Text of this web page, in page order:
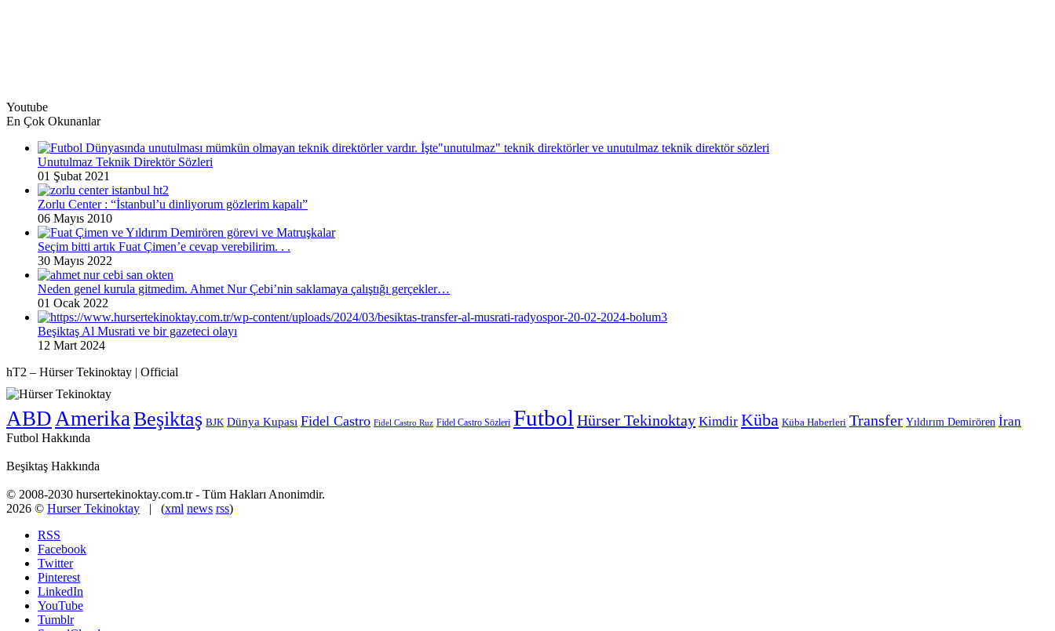
Youtube
En Çok Okunanlar
Unutulmaz Teknik Direktör Sözleri
01 Şubat 2021
Zorlu Center : “İstanbul’u dinliyorum gözlerim kapalı”
06 Mayıs 2010
Seçim bitti artık Fuat Çimen’e cevap verebilirim. . .
30 Mayıs 2022
Neden genel kurula gitmedim. Ahmet Nur Çebi’nin saklamaya çalıştığı gerçekler…
01 Ocak 2022
Beşiktaş Al Musrati ve bir gazeteci olayı
12 Mart 2024
hT2 – Hürser Tekinoktay | Official
ABD Amerika Beşiktaş BJK Dünya Kupası Fidel Castro Fidel Castro Ruz Fidel Castro Sözleri Futbol Hürser Tekinoktay Kimdir Küba Küba Haberleri Transfer Yıldırım Demirören İran
Futbol Hakkında
Beşiktaş Hakkında
© 2008-2030 hursertekinoktay.com.tr - Tüm Hakları Anonimdir.
2026 © Hurser Tekinoktay | (xml news rss)
RSS
Facebook
Twitter
Pinterest
LinkedIn
YouTube
Tumblr